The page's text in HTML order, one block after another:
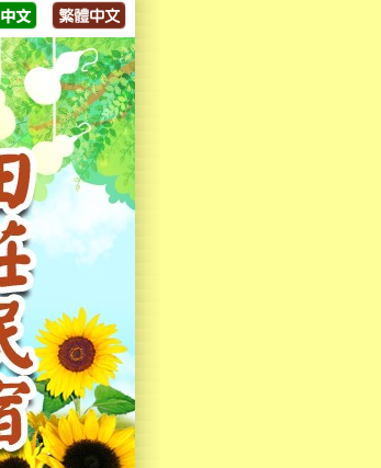
驗，歡迎來電洽詢😁😁😁